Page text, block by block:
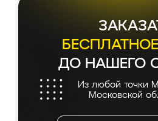
ДО НАШЕГО
Из любой точки
Московской